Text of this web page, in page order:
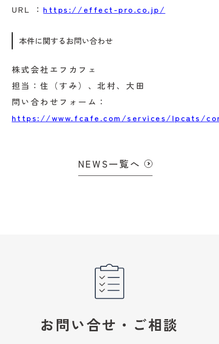
URL ： https://effect-pro.co.jp/
本件に関するお問い合わせ
株式会社エフカフェ
担当：住（すみ）、北村、大田
問い合わせフォーム：
https://www.fcafe.com/services/lpcats/
NEWS一覧へ
お問い合せ・ご相談